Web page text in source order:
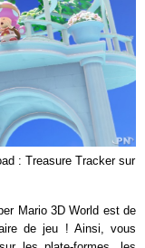
: Treasure Tracker sur
Mario 3D World est de
de jeu ! Ainsi, vous